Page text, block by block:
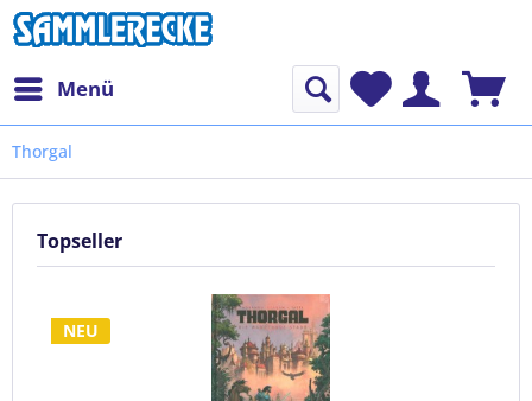
Menü
Thorgal
Topseller
NEU